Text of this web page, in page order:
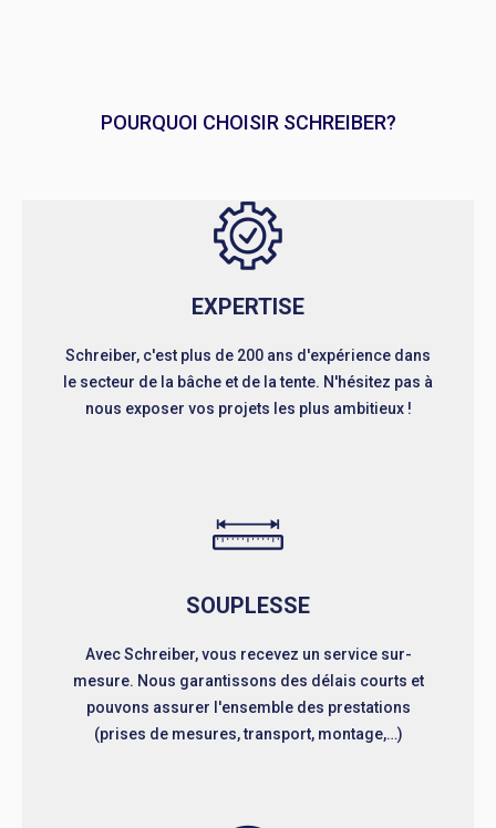
POURQUOI CHOISIR SCHREIBER?
EXPERTISE
Schreiber, c'est plus de 200 ans d'expérience dans
le secteur de la bâche et de la tente. N'hésitez pas à
nous exposer vos projets les plus ambitieux !
SOUPLESSE
Avec Schreiber, vous recevez un service sur-
mesure. Nous garantissons des délais courts et
pouvons assurer l'ensemble des prestations
(prises de mesures, transport, montage,…)